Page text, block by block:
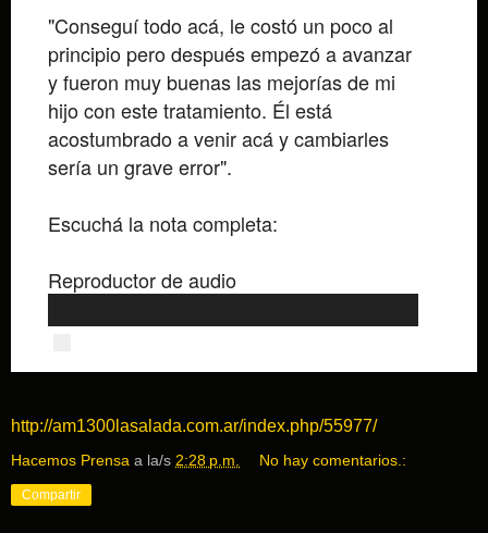
"Conseguí todo acá, le costó un poco al
principio pero después empezó a avanzar
y fueron muy buenas las mejorías de mi
hijo con este tratamiento. Él está
acostumbrado a venir acá y cambiarles
sería un grave error".
Escuchá la nota completa:
Reproductor de audio
http://am1300lasalada.com.ar/index.php/55977/
Hacemos Prensa a la/s 2:28 p.m. No hay comentarios.:
Compartir